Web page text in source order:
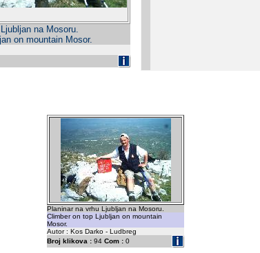
na Mosoru.
on mountain Mosor.
Planinar na vrhu Ljubljan na Mosoru.
Climber on top Ljubljan on mountain
Mosor.
Autor : Kos Darko - Ludbreg
Broj klikova : 94 Com : 0